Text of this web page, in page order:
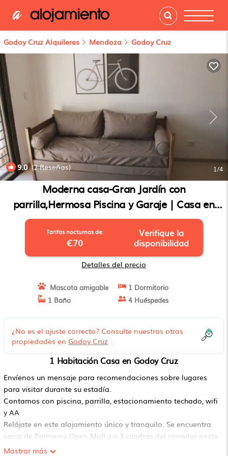
Godoy Cruz Alquileres Mendoza Godoy Cruz
9.0(2 Reseñas) 1/4
Moderna casa-Gran Jardín con
parrilla,Hermosa Piscina y Garaje | Casa en
Godoy Cruz
Tarifas nocturnas de:
€70
Verifique la
disponibilidad
Detalles del precio
Mascota amigable
1 Dormitorio
1 Baño
4 Huéspedes
¿No es el ajuste correcto? Consulte nuestras otras
propiedades en Godoy Cruz
1 Habitación Casa en Godoy Cruz
Envíenos un mensaje para recomendaciones sobre lugares
para visitar durante su estadía.
Contamos con piscina, parrilla, estacionamiento techado, wifi
y AA
Relájate en este alojamiento único y tranquilo. Se encuentra
cerca de Palmares Open Mall y a 3 cuadras del corredor oeste
para conexiones con otros puntos.
Mostrar más